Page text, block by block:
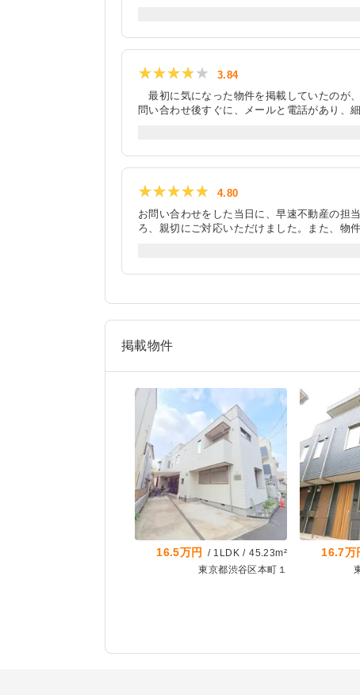
けたため、２人で内見をすることができま
ら内見をすることができました。 また、金
上記以外にも入居の時期については引越しの
らないことについては後日説明も頂けたので
★★★★★
★★★★★ 3.84
最初に気になった物件を掲載していたのが
問い合わせ後すぐに、メールと電話があり、
店内は机やいすも綺麗で、とても清潔感が
綺麗にしている様子が伝わった。 内覧に移
行っていただき、ストレスを感じることはな
グいただき、いくつかの良さそうな物件をご
★★★★★
★★★★★ 4.80
お問い合わせをした当日に、早速不動産の担
ろ、親切にご対応いただけました。また、物
関係上、直接物件での現地集合をお願いし
契約スケジュールも私の事情に最大限配慮
まで見ることはもちろん、快適に会話をする
掲載物件
16.5万円 / 1LDK /45.23m²
東京都渋谷区本町１
16.7万